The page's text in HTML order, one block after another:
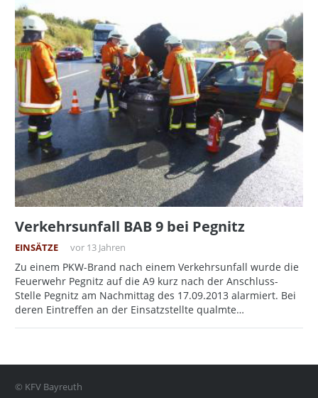
Verkehrsunfall BAB 9 bei Pegnitz
EINSÄTZE vor 13 Jahren
Zu einem PKW-Brand nach einem Verkehrsunfall wurde die
Feuerwehr Pegnitz auf die A9 kurz nach der Anschluss-
Stelle Pegnitz am Nachmittag des 17.09.2013 alarmiert. Bei
deren Eintreffen an der Einsatzstellte qualmte…
© KFV Bayreuth